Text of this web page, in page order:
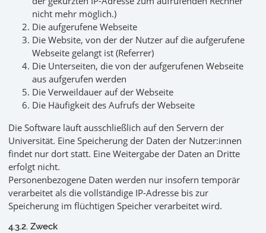
nicht mehr möglich.)
Die aufgerufene Webseite
Die Website, von der der Nutzer auf die aufgerufene
Webseite gelangt ist (Referrer)
Die Unterseiten, die von der aufgerufenen Webseite
aus aufgerufen werden
Die Verweildauer auf der Webseite
Die Häufigkeit des Aufrufs der Webseite
Die Software läuft ausschließlich auf den Servern der
Universität. Eine Speicherung der Daten der Nutzer:innen
findet nur dort statt. Eine Weitergabe der Daten an Dritte
erfolgt nicht.
Personenbezogene Daten werden nur insofern temporär
verarbeitet als die vollständige IP-Adresse bis zur
Speicherung im flüchtigen Speicher verarbeitet wird.
4.3.2. Zweck